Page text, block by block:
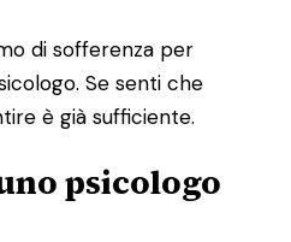
di sofferenza per
Se senti che
è già sufficiente.
psicologo